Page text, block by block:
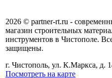
2026 © partner-rt.ru -
магазин строительных
инструментов в Чистополе.
защищены.
г. Чистополь, ул. К.Маркса, д.
Посмотреть на карте